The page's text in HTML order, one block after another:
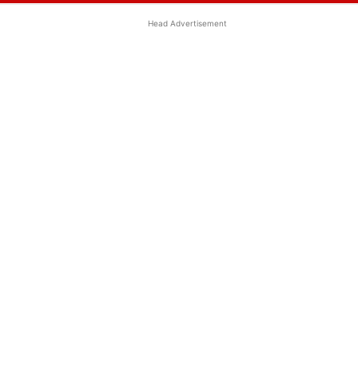
Head Advertisement